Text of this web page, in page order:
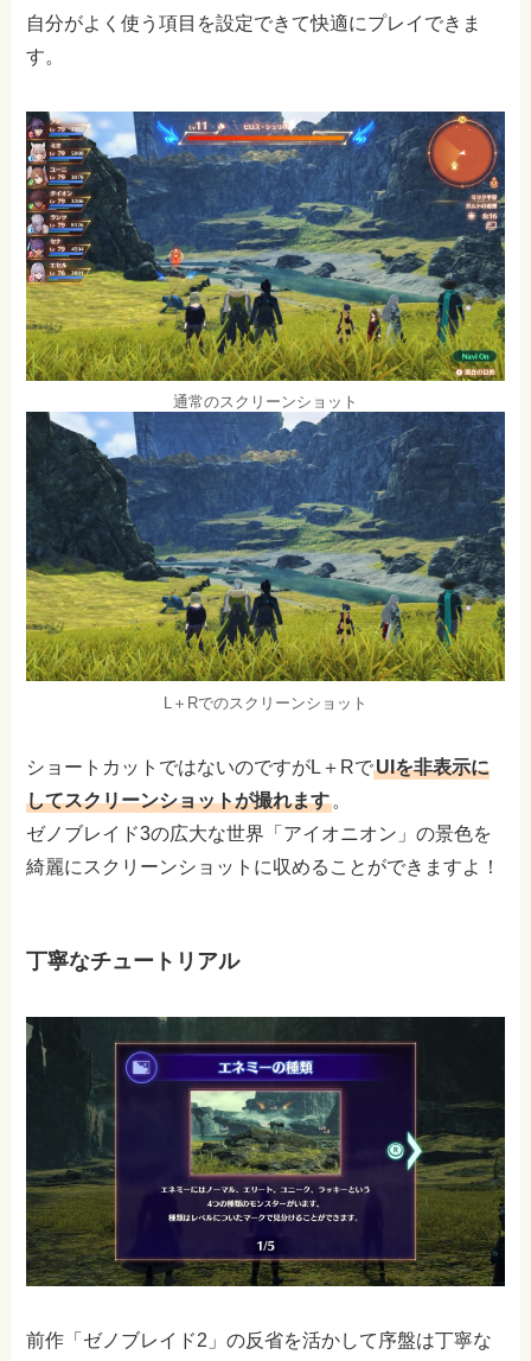
自分がよく使う項目を設定できて快適にプレイできま
す。
通常のスクリーンショット
L＋Rでのスクリーンショット
ショートカットではないのですがL＋RでUIを非表示に
してスクリーンショットが撮れます 。
ゼノブレイド3の広大な世界「アイオニオン」の景色を
綺麗にスクリーンショットに収めることができますよ！
丁寧なチュートリアル
前作「ゼノブレイド2」の反省を活かして序盤は丁寧な